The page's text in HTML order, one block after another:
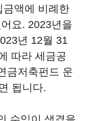
금액에 비례한
요. 2023년을
년 12월 31
따라 세금공
금저축펀드 운
됩니다.